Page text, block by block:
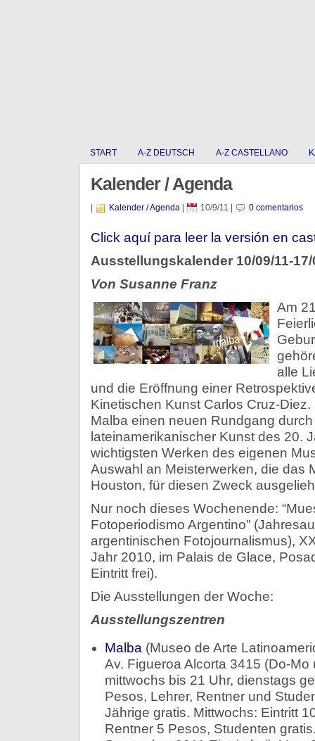
START A-Z DEUTSCH A-Z CASTELLANO
Kalender / Agenda
Kalender / Agenda| 10/9/11 0 comentarios
Click aquí­ para leer la versión en
Ausstellungskalender 10/09/11-17/
Von Susanne Franz
Am
alle
und die Eröffnung einer
Kinetischen Kunst Carlos Cruz-
Malba einen neuen Rundgang
lateinamerikanischer Kunst des 20.
wichtigsten Werken des eigenen
Auswahl an Meisterwerken, die das
Houston, für diesen Zweck
Nur noch dieses Wochenende:
Fotoperiodismo Argentino”
argentinischen Fotojournalismus),
Jahr 2010, im Palais de Glace,
Eintritt frei).
Die Ausstellungen der Woche:
Ausstellungszentren
Malba (Museo de Arte
Av. Figueroa Alcorta 3415 (Do-
mittwochs bis 21 Uhr, dienstags
Pesos, Lehrer, Rentner und
Jährige gratis. Mittwochs: Eintritt
Rentner 5 Pesos, Studenten